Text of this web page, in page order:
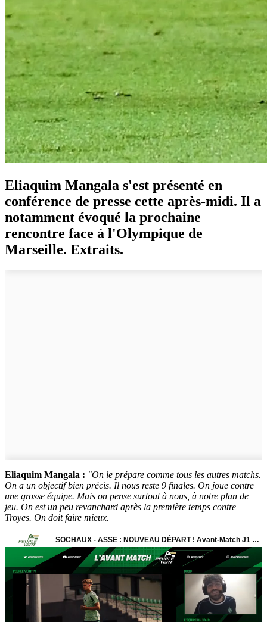
Eliaquim Mangala s'est présenté en
conférence de presse cette après-midi. Il a
notamment évoqué la prochaine
rencontre face à l'Olympique de
Marseille. Extraits.
Eliaquim Mangala : "On le prépare comme tous les autres matchs.
On a un objectif bien précis. Il nous reste 9 finales. On joue contre
une grosse équipe. Mais on pense surtout à nous, à notre plan de
jeu. On est un peu revanchard après la première temps contre
Troyes. On doit faire mieux.